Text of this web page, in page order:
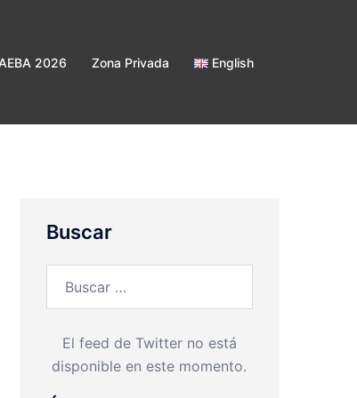
2026 Zona Privada English
Buscar
El feed de Twitter no está
disponible en este momento.